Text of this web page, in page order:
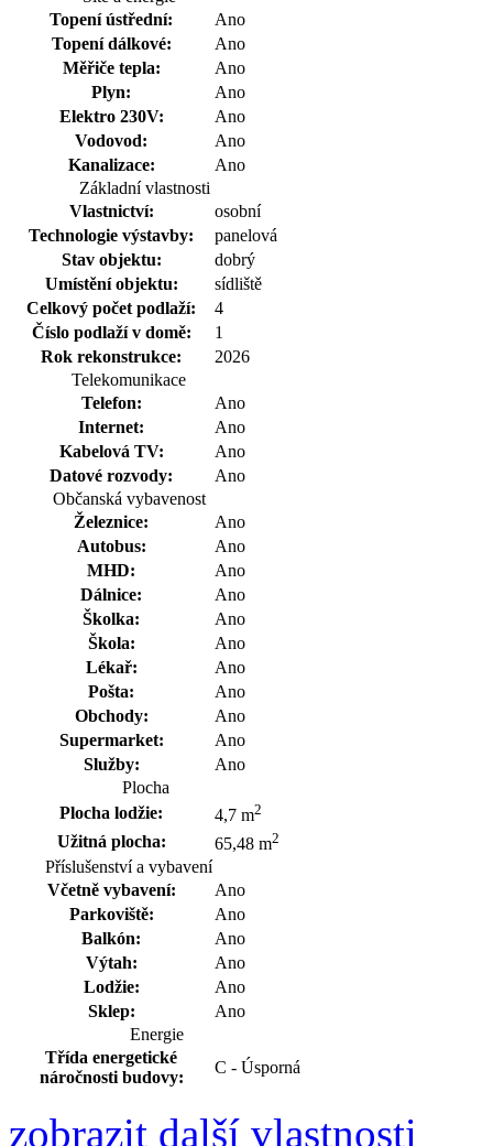
Topení ústřední:
Ano
Topení dálkové:
Ano
Měřiče tepla:
Ano
Plyn:
Ano
Elektro 230V:
Ano
Vodovod:
Ano
Kanalizace:
Ano
Základní vlastnosti
Vlastnictví:
osobní
Technologie výstavby:
panelová
Stav objektu:
dobrý
Umístění objektu:
sídliště
Celkový počet podlaží:
4
Číslo podlaží v domě:
1
Rok rekonstrukce:
2026
Telekomunikace
Telefon:
Ano
Internet:
Ano
Kabelová TV:
Ano
Datové rozvody:
Ano
Občanská vybavenost
Železnice:
Ano
Autobus:
Ano
MHD:
Ano
Dálnice:
Ano
Školka:
Ano
Škola:
Ano
Lékař:
Ano
Pošta:
Ano
Obchody:
Ano
Supermarket:
Ano
Služby:
Ano
Plocha
Plocha lodžie:
4,7 m2
Užitná plocha: 65,48 m2
Příslušenství a vybavení
Včetně vybavení:
Ano
Parkoviště:
Ano
Balkón:
Ano
Výtah:
Ano
Lodžie:
Ano
Sklep:
Ano
Energie
Třída energetické
náročnosti budovy:
C - Úsporná
zobrazit další vlastnosti